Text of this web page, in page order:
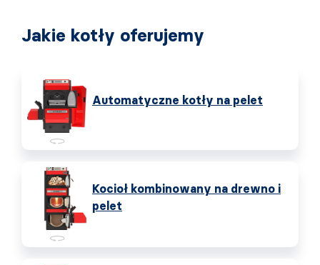
Jakie kotły oferujemy
Automatyczne kotły na pelet
Kocioł kombinowany na drewno i
pelet